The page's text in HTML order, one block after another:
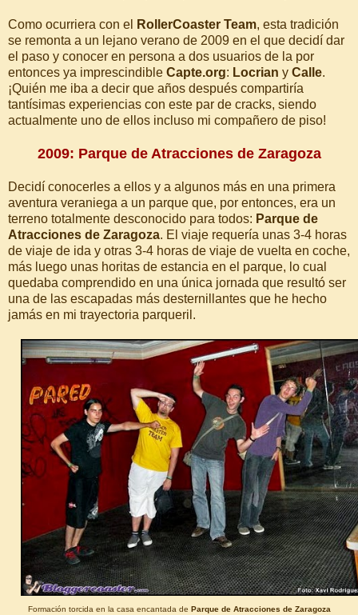
Como ocurriera con el RollerCoaster Team, esta tradición
se remonta a un lejano verano de 2009 en el que decidí dar
el paso y conocer en persona a dos usuarios de la por
entonces ya imprescindible Capte.org: Locrian y Calle.
¡Quién me iba a decir que años después compartiría
tantísimas experiencias con este par de cracks, siendo
actualmente uno de ellos incluso mi compañero de piso!
2009: Parque de Atracciones de Zaragoza
Decidí conocerles a ellos y a algunos más en una primera
aventura veraniega a un parque que, por entonces, era un
terreno totalmente desconocido para todos: Parque de
Atracciones de Zaragoza. El viaje requería unas 3-4 horas
de viaje de ida y otras 3-4 horas de viaje de vuelta en coche,
más luego unas horitas de estancia en el parque, lo cual
quedaba comprendido en una única jornada que resultó ser
una de las escapadas más desternillantes que he hecho
jamás en mi trayectoria parqueril.
Formación torcida en la casa encantada de Parque de Atracciones de Zaragoza